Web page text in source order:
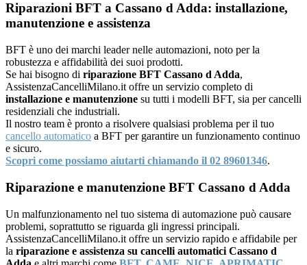
Riparazioni BFT a Cassano d Adda: installazione,
manutenzione e assistenza
BFT è uno dei marchi leader nelle automazioni, noto per la
robustezza e affidabilità dei suoi prodotti.
Se hai bisogno di riparazione BFT Cassano d Adda,
AssistenzaCancelliMilano.it offre un servizio completo di
installazione e manutenzione su tutti i modelli BFT, sia per cancelli
residenziali che industriali.
Il nostro team è pronto a risolvere qualsiasi problema per il tuo
cancello automatico a BFT per garantire un funzionamento continuo
e sicuro.
Scopri come possiamo aiutarti chiamando il 02 89601346.
Riparazione e manutenzione BFT Cassano d Adda
Un malfunzionamento nel tuo sistema di automazione può causare
problemi, soprattutto se riguarda gli ingressi principali.
AssistenzaCancelliMilano.it offre un servizio rapido e affidabile per
la riparazione e assistenza su cancelli automatici Cassano d